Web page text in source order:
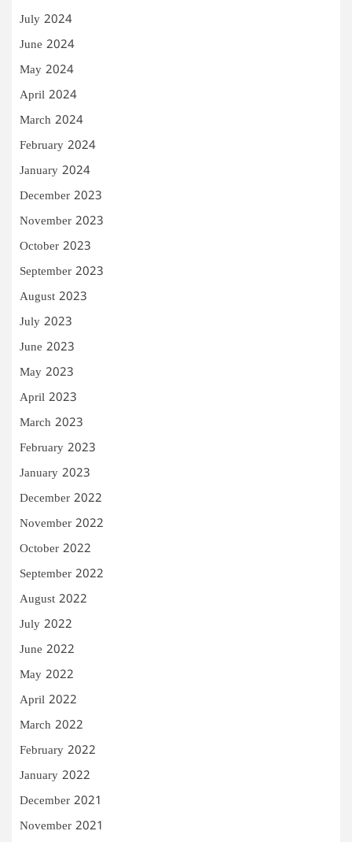
July 2024
June 2024
May 2024
April 2024
March 2024
February 2024
January 2024
December 2023
November 2023
October 2023
September 2023
August 2023
July 2023
June 2023
May 2023
April 2023
March 2023
February 2023
January 2023
December 2022
November 2022
October 2022
September 2022
August 2022
July 2022
June 2022
May 2022
April 2022
March 2022
February 2022
January 2022
December 2021
November 2021